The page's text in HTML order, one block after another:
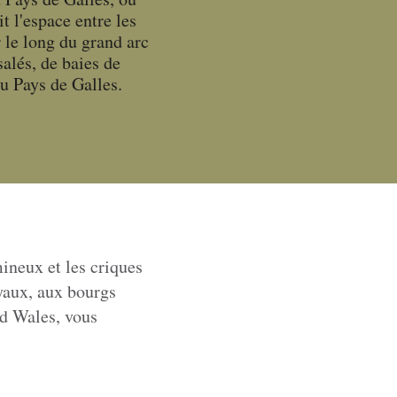
l'espace entre les
long du grand arc
de baies de
Pays de Galles.
et les criques
aux bourgs
Wales, vous